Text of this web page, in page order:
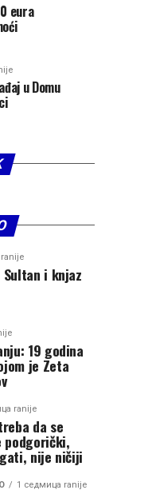
eura
u Domu
Sultan i knjaz
19 godina
je Zeta
ranije
da se
podgorički,
nije ničiji
1 седмица ranije